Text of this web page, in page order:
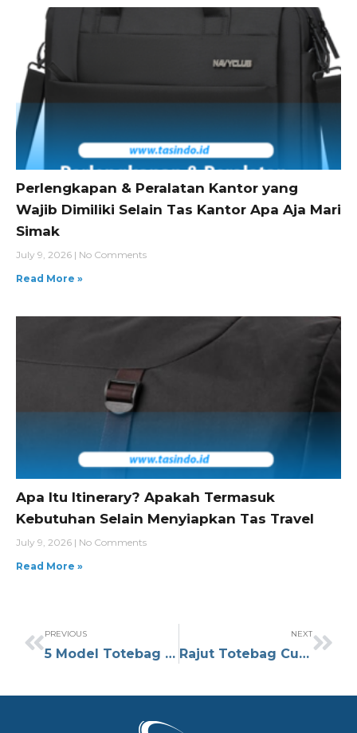
Perlengkapan & Peralatan Kantor yang
Wajib Dimiliki Selain Tas Kantor Apa Aja Mari
Simak
July 9, 2026
No Comments
Read More »
Apa Itu Itinerary? Apakah Termasuk
Kebutuhan Selain Menyiapkan Tas Travel
July 9, 2026
No Comments
Read More »
PREVIOUS
5 Model Totebag Printing Terbaik untuk Kebutuhan Promosi
NEXT
Rajut Totebag Custom Minimalis untuk Event, Gift, dan Hampers